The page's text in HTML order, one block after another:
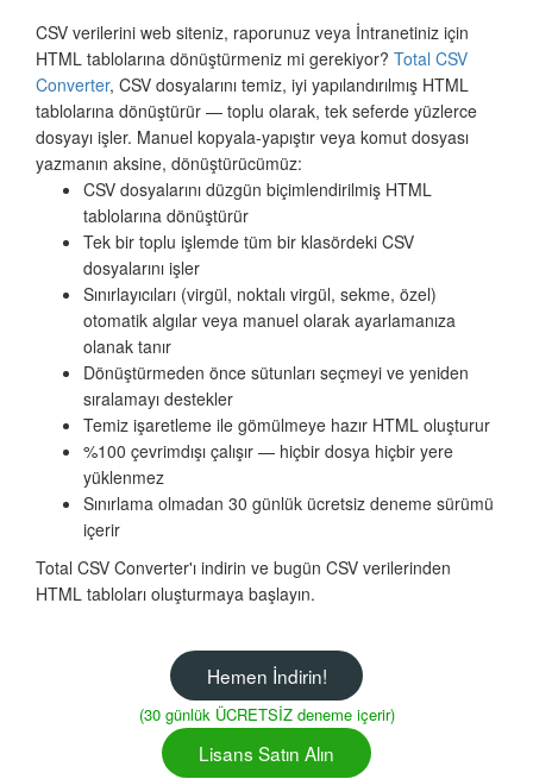
CSV verilerini web siteniz, raporunuz veya İntranetiniz için
HTML tablolarına dönüştürmeniz mi gerekiyor? Total CSV
Converter, CSV dosyalarını temiz, iyi yapılandırılmış HTML
tablolarına dönüştürür — toplu olarak, tek seferde yüzlerce
dosyayı işler. Manuel kopyala-yapıştır veya komut dosyası
yazmanın aksine, dönüştürücümüz:
CSV dosyalarını düzgün biçimlendirilmiş HTML
tablolarına dönüştürür
Tek bir toplu işlemde tüm bir klasördeki CSV
dosyalarını işler
Sınırlayıcıları (virgül, noktalı virgül, sekme, özel)
otomatik algılar veya manuel olarak ayarlamanıza
olanak tanır
Dönüştürmeden önce sütunları seçmeyi ve yeniden
sıralamayı destekler
Temiz işaretleme ile gömülmeye hazır HTML oluşturur
%100 çevrimdışı çalışır — hiçbir dosya hiçbir yere
yüklenmez
Sınırlama olmadan 30 günlük ücretsiz deneme sürümü
içerir
Total CSV Converter'ı indirin ve bugün CSV verilerinden
HTML tabloları oluşturmaya başlayın.
Hemen İndirin!
(30 günlük ÜCRETSİZ deneme içerir)
Lisans Satın Alın